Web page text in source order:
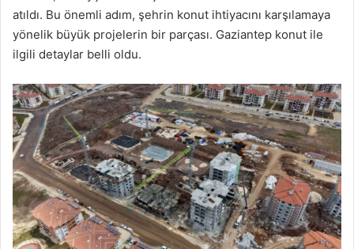
atıldı. Bu önemli adım, şehrin konut ihtiyacını karşılamaya
yönelik büyük projelerin bir parçası. Gaziantep konut ile
ilgili detaylar belli oldu.